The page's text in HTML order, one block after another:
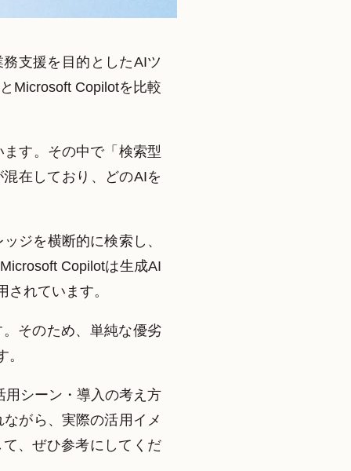
支援を目的としたAIツ
Microsoft Copilotを比較
す。その中で「検索型
在しており、どのAIを
ジを横断的に検索し、
Copilotは生成AI
れています。
そのため、単純な優劣
用シーン・導入の考え方
がら、実際の活用イメ
、ぜひ参考にしてくだ